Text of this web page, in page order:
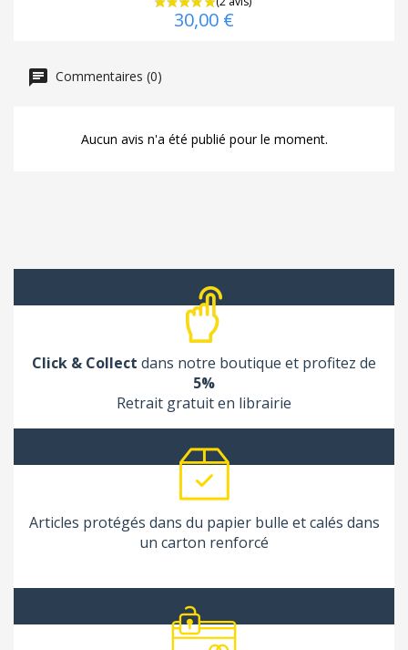
30,00 €
Commentaires (0)
Aucun avis n'a été publié pour le moment.
Click & Collect dans notre boutique et profitez de
5%
Retrait gratuit en librairie
Articles protégés dans du papier bulle et calés dans
un carton renforcé